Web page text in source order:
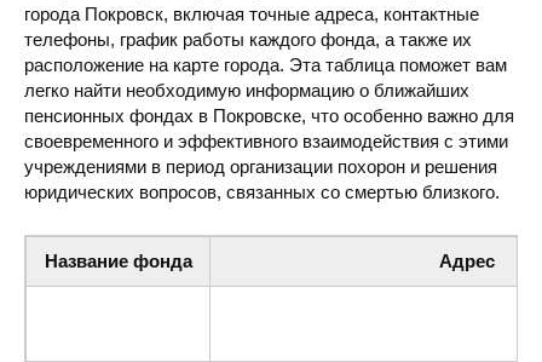
города Покровск, включая точные адреса, контактные
телефоны, график работы каждого фонда, а также их
расположение на карте города. Эта таблица поможет вам
легко найти необходимую информацию о ближайших
пенсионных фондах в Покровске, что особенно важно для
своевременного и эффективного взаимодействия с этими
учреждениями в период организации похорон и решения
юридических вопросов, связанных со смертью близкого.
Название фонда Адрес